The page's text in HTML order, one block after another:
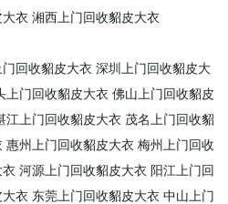
衣 湘西上门回收貂皮大衣
回收貂皮大衣 深圳上门回收貂皮大
上门回收貂皮大衣 佛山上门回收貂皮
江上门回收貂皮大衣 茂名上门回收貂
惠州上门回收貂皮大衣 梅州上门回收
衣 河源上门回收貂皮大衣 阳江上门回
衣 东莞上门回收貂皮大衣 中山上门